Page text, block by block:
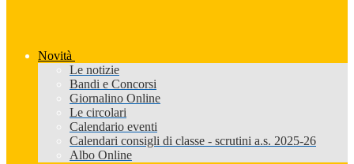
Novità
Le notizie
Bandi e Concorsi
Giornalino Online
Le circolari
Calendario eventi
Calendari consigli di classe - scrutini a.s. 2025-26
Albo Online